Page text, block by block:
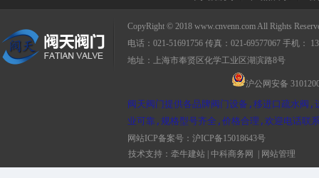
CopyRight © 2018 www.cnvenn.com All Rights
电话：021-51691756 传真：021-69577067 手机：
地址：上海市奉贤区化学工业区湖滨路8号
沪公网安备
阀天阀门提供各品牌阀门设备,移进口疏水
业可靠,规格型号齐全,价格合理,欢迎电话联
网站ICP备案号： 沪ICP备15018643号
技术支持： 牵牛建站 中科商务网 网站管理